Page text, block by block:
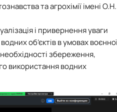
та агрохімії імені О.Н.
і привернення уваги
об’єктів в умовах
необхідності збереження,
використання водних